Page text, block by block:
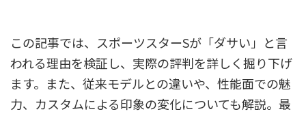
この記事では、スポーツスターSが「ダサい」と言
われる理由を検証し、実際の評判を詳しく掘り下げ
ます。また、従来モデルとの違いや、性能面での魅
力、カスタムによる印象の変化についても解説。最